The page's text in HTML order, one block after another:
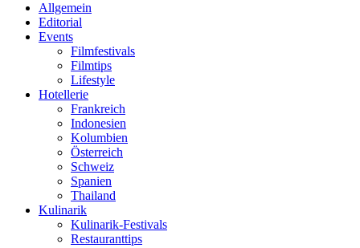
Allgemein
Editorial
Events
Filmfestivals
Filmtips
Lifestyle
Hotellerie
Frankreich
Indonesien
Kolumbien
Österreich
Schweiz
Spanien
Thailand
Kulinarik
Kulinarik-Festivals
Restauranttips